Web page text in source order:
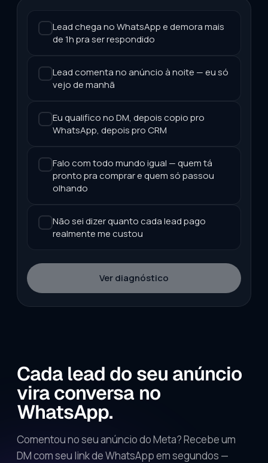
Lead chega no WhatsApp e demora mais
de 1h pra ser respondido
Lead comenta no anúncio à noite — eu só
vejo de manhã
Eu qualifico no DM, depois copio pro
WhatsApp, depois pro CRM
Falo com todo mundo igual — quem tá
pronto pra comprar e quem só passou
olhando
Não sei dizer quanto cada lead pago
realmente me custou
Ver diagnóstico
Cada lead do seu anúncio
vira conversa no
WhatsApp.
Comentou no seu anúncio do Meta? Recebe um
DM com seu link de WhatsApp em segundos —